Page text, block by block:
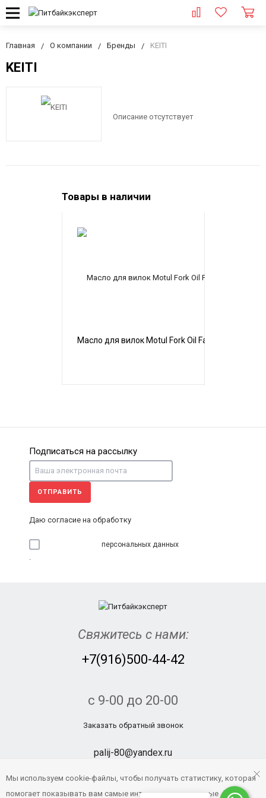
Главная О компании Бренды KEITI
KEITI
Описание отсутствует
Товары в наличии
Масло для вилок Motul Fork Oil Factory Line Very
600 руб.
Подписаться на рассылку
ОТПРАВИТЬ
Даю согласие на обработку
персональных данных
Свяжитесь с нами:
+7(916)500-44-42
с 9-00 до 20-00
Заказать обратный звонок
palij-80@yandex.ru
Пользовательское соглашение
Мы используем cookie-файлы, чтобы получать статистику, которая
помогает показывать вам самые интересные и выгодные